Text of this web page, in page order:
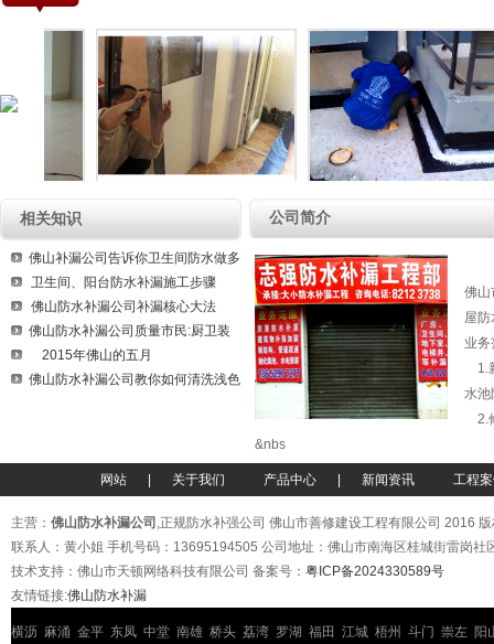
门窗工程
相关知识
佛山补漏公司告诉你卫生间防水做多
卫生间、阳台防水补漏施工步骤
佛山防水补漏公司补漏核心大法
佛山防水补漏公司质量市民:厨卫装
2015年佛山的五月
佛山防水补漏公司教你如何清洗浅色
公司简介
佛山
屋
业务
1.
水池
2.
&nbs
网站 关于我们 产品中心 新闻资讯 工程
主营： 佛山防水补漏公司 ,正规防水补强公司 佛山市善修建设工程有限公司 2016
联系人：黄小姐 手机号码：13695194505 公司地址：佛山市南海区桂城街雷岗社
技术支持：佛山市天顿网络科技有限公司 备案号： 粤ICP备2024330589号
友情链接:佛山防水补漏
横沥 麻涌 金平 东凤 中堂 南雄 桥头 荔湾 罗湖 福田 江城 梧州 斗门 崇左 阳